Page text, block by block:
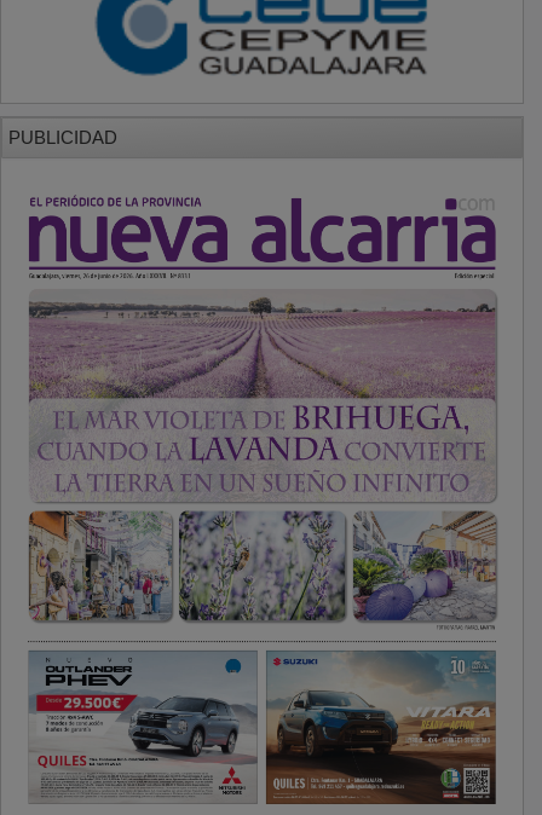
PUBLICIDAD